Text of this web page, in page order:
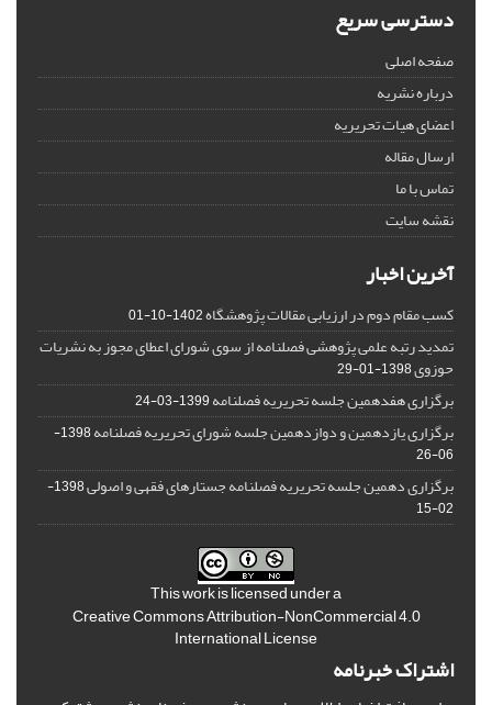
دسترسی سریع
صفحه اصلی
درباره نشریه
اعضای هیات تحریریه
ارسال مقاله
تماس با ما
نقشه سایت
آخرین اخبار
کسب مقام دوم در ارزیابی مقالات پژوهشگاه1402-10-01
تمدید رتبه علمی پژوهشی فصلنامه از سوی شورای اعطای مجوز به نشریات
حوزوی1398-01-29
برگزاری هفدهمین جلسه تحریریه فصلنامه1399-03-24
برگزاری یازدهمین و دوازدهمین جلسه شورای تحریریه فصلنامه
1398-
06-26
برگزاری دهمین جلسه تحریریه فصلنامه جستارهای فقهی و اصولی
1398-
02-15
This work is licensed under a
Creative Commons Attribution-NonCommercial 4.0
International License
اشتراک خبرنامه